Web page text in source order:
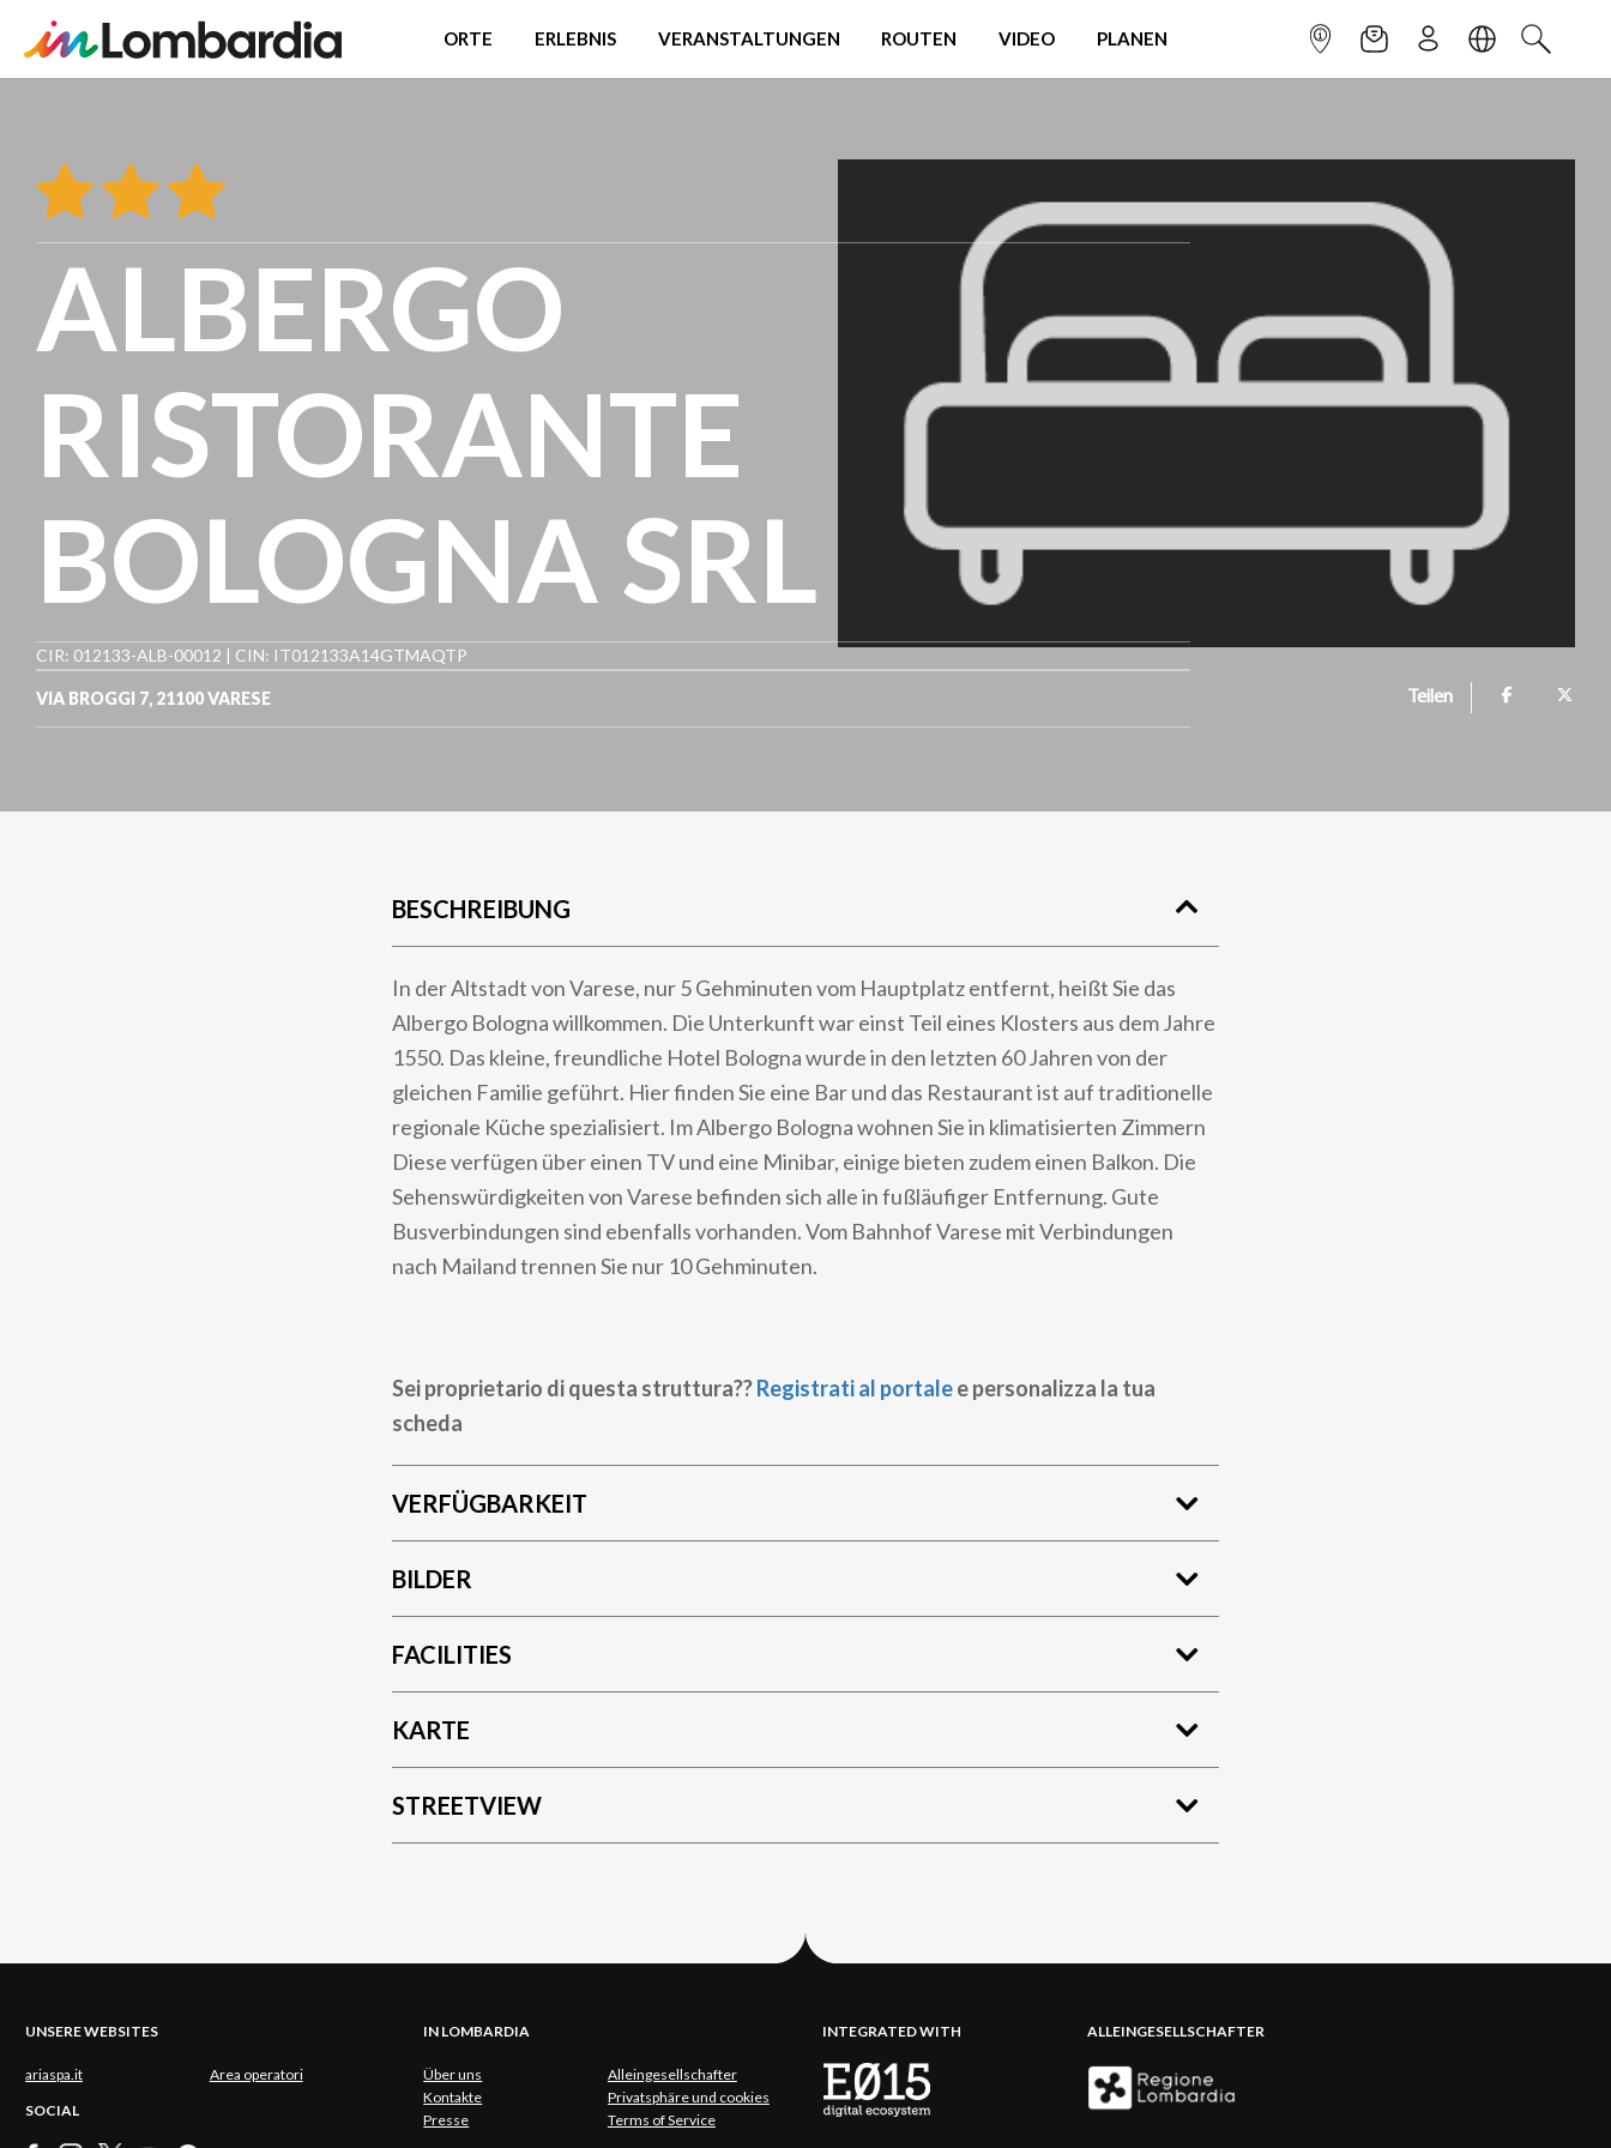
ORTE ERLEBNIS VERANSTALTUNGEN ROUTEN VIDEO PLANEN INFOPUNKTNEWSLETTER
ANMELDENSPRACHESUCHEN
ALBERGO
RISTORANTE
BOLOGNA SRL
CIR: 012133-ALB-00012 | CIN: IT012133A14GTMAQTP
VIA BROGGI 7, 21100VARESE Teilen
BESCHREIBUNG
In der Altstadt von Varese, nur 5 Gehminuten vom Hauptplatz entfernt, heißt Sie das
Albergo Bologna willkommen. Die Unterkunft war einst Teil eines Klosters aus dem Jahre
1550. Das kleine, freundliche Hotel Bologna wurde in den letzten 60 Jahren von der
gleichen Familie geführt. Hier finden Sie eine Bar und das Restaurant ist auf traditionelle
regionale Küche spezialisiert. Im Albergo Bologna wohnen Sie in klimatisierten Zimmern
Diese verfügen über einen TV und eine Minibar, einige bieten zudem einen Balkon. Die
Sehenswürdigkeiten von Varese befinden sich alle in fußläufiger Entfernung. Gute
Busverbindungen sind ebenfalls vorhanden. Vom Bahnhof Varese mit Verbindungen
nach Mailand trennen Sie nur 10 Gehminuten.
Sei proprietario di questa struttura??Registrati al portalee personalizza la tua
scheda
VERFÜGBARKEIT
BILDER
FACILITIES
KARTE
STREETVIEW
UNSERE WEBSITES
ariaspa.it Area operatori
SOCIAL
IN LOMBARDIA
Über uns
Alleingesellschafter
Kontakte
Privatsphäre und cookies
Presse
Terms of Service
INTEGRATED WITH ALLEINGESELLSCHAFTER